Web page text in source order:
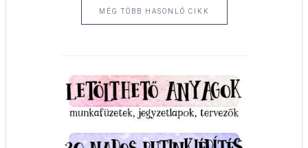
MÉG TÖBB HASONLÓ CIKK